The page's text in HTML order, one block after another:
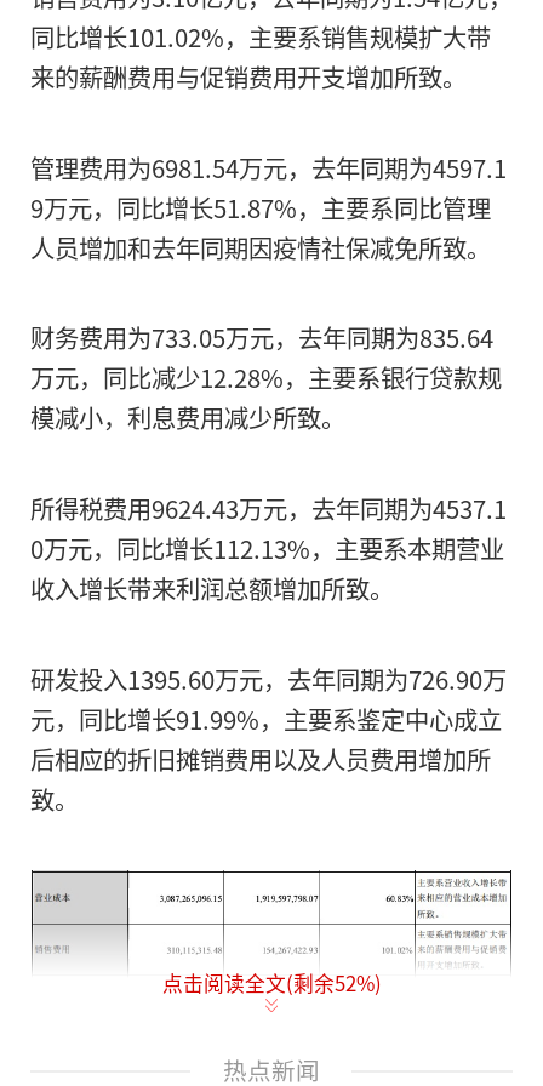
长按二维码
同比增长101.02%，主要系销售规模扩大带
来的薪酬费用与促销费用开支增加所致。
管理费用为6981.54万元，去年同期为4597.1
9万元，同比增长51.87%，主要系同比管理
人员增加和去年同期因疫情社保减免所致。
财务费用为733.05万元，去年同期为835.64
万元，同比减少12.28%，主要系银行贷款规
模减小，利息费用减少所致。
所得税费用9624.43万元，去年同期为4537.1
0万元，同比增长112.13%，主要系本期营业
收入增长带来利润总额增加所致。
研发投入1395.60万元，去年同期为726.90万
元，同比增长91.99%，主要系鉴定中心成立
后相应的折旧摊销费用以及人员费用增加所
致。
点击阅读全文(剩余52%)
热点新闻